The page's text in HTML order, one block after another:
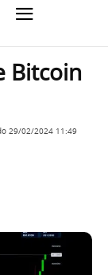
Bitcoin
29/02/2024 11:49